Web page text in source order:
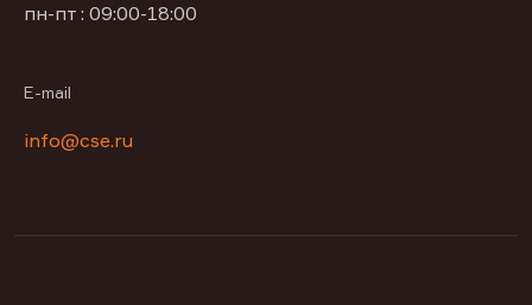
пн-пт : 09:00-18:00
E-mail
info@cse.ru